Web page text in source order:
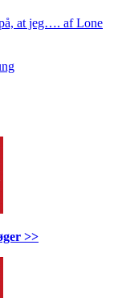
at jeg…. af Lone
>>